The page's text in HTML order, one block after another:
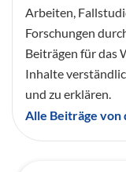
Arbeiten,
Forschungen
Beiträgen für das
Inhalte
und zu erklären.
Alle Beiträge von